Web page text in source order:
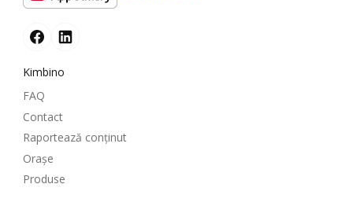
Kimbino
FAQ
Contact
Raportează conținut
Oraşe
Produse